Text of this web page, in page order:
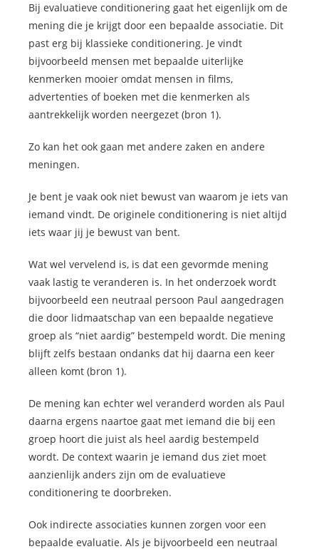
Bij evaluatieve conditionering gaat het eigenlijk om de
mening die je krijgt door een bepaalde associatie. Dit
past erg bij klassieke conditionering. Je vindt
bijvoorbeeld mensen met bepaalde uiterlijke
kenmerken mooier omdat mensen in films,
advertenties of boeken met die kenmerken als
aantrekkelijk worden neergezet (bron 1).
Zo kan het ook gaan met andere zaken en andere
meningen.
Je bent je vaak ook niet bewust van waarom je iets van
iemand vindt. De originele conditionering is niet altijd
iets waar jij je bewust van bent.
Wat wel vervelend is, is dat een gevormde mening
vaak lastig te veranderen is. In het onderzoek wordt
bijvoorbeeld een neutraal persoon Paul aangedragen
die door lidmaatschap van een bepaalde negatieve
groep als “niet aardig” bestempeld wordt. Die mening
blijft zelfs bestaan ondanks dat hij daarna een keer
alleen komt (bron 1).
De mening kan echter wel veranderd worden als Paul
daarna ergens naartoe gaat met iemand die bij een
groep hoort die juist als heel aardig bestempeld
wordt. De context waarin je iemand dus ziet moet
aanzienlijk anders zijn om de evaluatieve
conditionering te doorbreken.
Ook indirecte associaties kunnen zorgen voor een
bepaalde evaluatie. Als je bijvoorbeeld een neutraal